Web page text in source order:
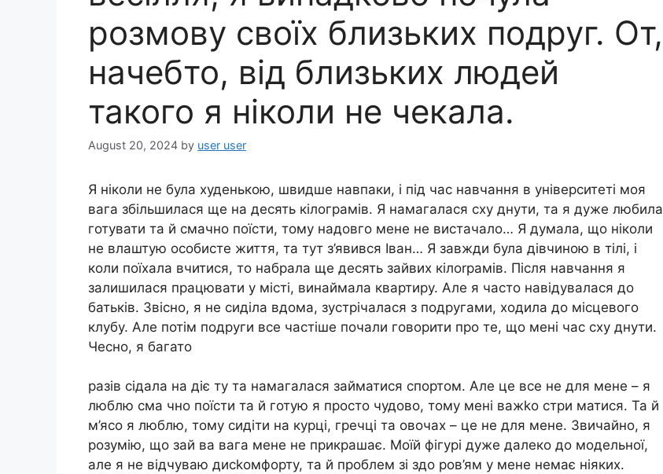
розмову своїх близьких подруг. От,
начебто, від близьких людей
такого я ніколи не чекала.
August 20, 2024 by user user
Я ніколи не була худенькою, швидше навпаки, і під час навчання в університеті моя
вага збільшилася ще на десять кілограмів. Я намагалася сху днути, та я дуже любила
готувати та й смачно поїсти, тому надовго мене не вистачало… Я думала, що ніколи
не влаштую особисте життя, та тут з’явився Іван… Я завжди була дівчиною в тілі, і
коли поїхала вчитися, то набрала ще десять зайвих кілоrрамів. Після навчання я
залишилася працювати у місті, винаймала квартиру. Але я часто навідувалася до
батьків. Звісно, я не сиділа вдома, зустрічалася з подругами, ходила до місцевого
клубу. Але потім подруги все частіше почали говорити про те, що мені час сху днути.
Чесно, я багато
разів сідала на діє ту та намагалася займатися спортом. Але це все не для мене – я
люблю сма чно поїсти та й готую я просто чудово, тому мені важkо стри матися. Та й
м’ясо я люблю, тому сидіти на курці, гречці та овочах – це не для мене. Звичайно, я
розумію, що зай ва вага мене не прикрашає. Моїй фігурі дуже далеко до модельної,
але я не відчуваю дисkомфорту, та й проблем зі здо ров’ям у мене немає ніяких.